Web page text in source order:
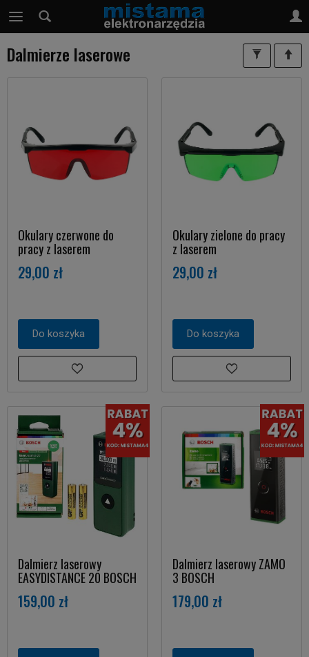
Dalmierze laserowe
Okulary czerwone do
pracy z laserem
29,00 zł
Do koszyka
Okulary zielone do pracy
z laserem
29,00 zł
Do koszyka
Dalmierz laserowy
EASYDISTANCE 20 BOSCH
159,00 zł
Dalmierz laserowy ZAMO
3 BOSCH
179,00 zł